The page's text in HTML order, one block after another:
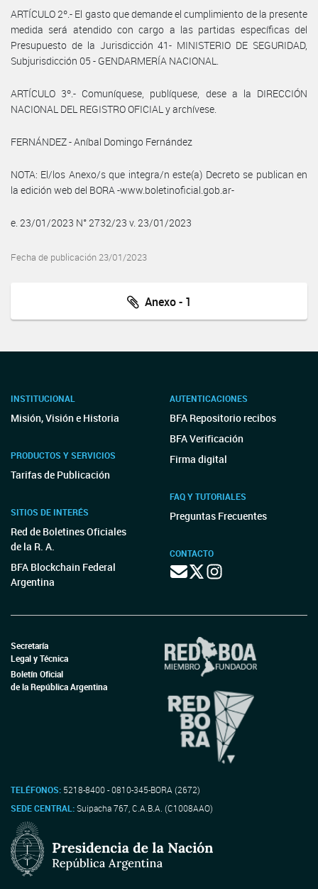
ARTÍCULO 2º.- El gasto que demande el cumplimiento de la presente
medida será atendido con cargo a las partidas específicas del
Presupuesto de la Jurisdicción 41- MINISTERIO DE SEGURIDAD,
Subjurisdicción 05 - GENDARMERÍA NACIONAL.
ARTÍCULO 3º.- Comuníquese, publíquese, dese a la DIRECCIÓN
NACIONAL DEL REGISTRO OFICIAL y archívese.
FERNÁNDEZ - Aníbal Domingo Fernández
NOTA: El/los Anexo/s que integra/n este(a) Decreto se publican en
la edición web del BORA -www.boletinoficial.gob.ar-
e. 23/01/2023 N° 2732/23 v. 23/01/2023
Fecha de publicación 23/01/2023
Anexo - 1
INSTITUCIONAL
Misión, Visión e Historia
PRODUCTOS Y SERVICIOS
Tarifas de Publicación
SITIOS DE INTERÉS
Red de Boletines Oficiales
de la R. A.
BFA Blockchain Federal
Argentina
AUTENTICACIONES
BFA Repositorio recibos
BFA Verificación
Firma digital
FAQ Y TUTORIALES
Preguntas Frecuentes
CONTACTO
Secretaría
Legal y Técnica
Boletín Oficial
de la República Argentina
TELÉFONOS: 5218-8400 - 0810-345-BORA (2672)
SEDE CENTRAL:Suipacha 767, C.A.B.A. (C1008AAO)